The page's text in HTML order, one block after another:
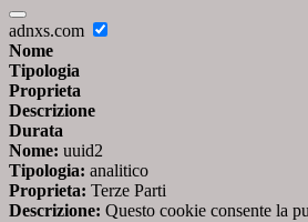
adnxs.com
Nome
Tipologia
Proprieta
Descrizione
Durata
Nome: uuid2
Tipologia: analitico
Proprieta: Terze Parti
Descrizione: Questo cookie consente la